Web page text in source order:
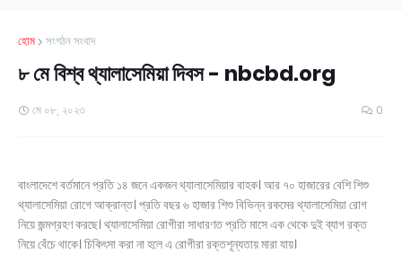
হোম সংগঠন সংবাদ
৮ মে বিশ্ব থ্যালাসেমিয়া দিবস - nbcbd.org
মে ০৮, ২০২৩ 0
বাংলাদেশে বর্তমানে প্রতি ১৪ জনে একজন থ্যালাসেমিয়ার বাহক। আর ৭০ হাজারের বেশি শিশু
থ্যালাসেমিয়া রোগে আক্রান্ত। প্রতি বছর ৬ হাজার শিশু বিভিন্ন রকমের থ্যালাসেমিয়া রোগ
নিয়ে জন্মগ্রহণ করছে। থ্যালাসেমিয়া রোগীরা সাধারণত প্রতি মাসে এক থেকে দুই ব্যাগ রক্ত
নিয়ে বেঁচে থাকে। চিকিৎসা করা না হলে এ রোগীরা রক্তশূন্যতায় মারা যায়।